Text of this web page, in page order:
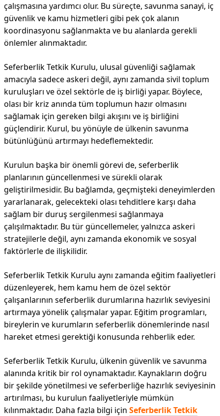
çalışmasına yardımcı olur. Bu süreçte, savunma sanayi, iç
güvenlik ve kamu hizmetleri gibi pek çok alanın
koordinasyonu sağlanmakta ve bu alanlarda gerekli
önlemler alınmaktadır.
Seferberlik Tetkik Kurulu, ulusal güvenliği sağlamak
amacıyla sadece askeri değil, aynı zamanda sivil toplum
kuruluşları ve özel sektörle de iş birliği yapar. Böylece,
olası bir kriz anında tüm toplumun hazır olmasını
sağlamak için gereken bilgi akışını ve iş birliğini
güçlendirir. Kurul, bu yönüyle de ülkenin savunma
bütünlüğünü artırmayı hedeflemektedir.
Kurulun başka bir önemli görevi de, seferberlik
planlarının güncellenmesi ve sürekli olarak
geliştirilmesidir. Bu bağlamda, geçmişteki deneyimlerden
yararlanarak, gelecekteki olası tehditlere karşı daha
sağlam bir duruş sergilenmesi sağlanmaya
çalışılmaktadır. Bu tür güncellemeler, yalnızca askeri
stratejilerle değil, aynı zamanda ekonomik ve sosyal
faktörlerle de ilişkilidir.
Seferberlik Tetkik Kurulu aynı zamanda eğitim faaliyetleri
düzenleyerek, hem kamu hem de özel sektör
çalışanlarının seferberlik durumlarına hazırlık seviyesini
artırmaya yönelik çalışmalar yapar. Eğitim programları,
bireylerin ve kurumların seferberlik dönemlerinde nasıl
hareket etmesi gerektiği konusunda rehberlik eder.
Seferberlik Tetkik Kurulu, ülkenin güvenlik ve savunma
alanında kritik bir rol oynamaktadır. Kaynakların doğru
bir şekilde yönetilmesi ve seferberliğe hazırlık seviyesinin
artırılması, bu kurulun faaliyetleriyle mümkün
kılınmaktadır. Daha fazla bilgi için Seferberlik Tetkik